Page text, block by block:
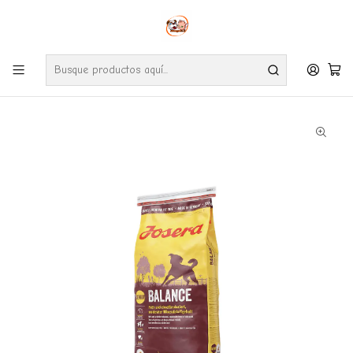
Envíos gratuitos por compras desde $24.990 en la RM (Comunas informadas
Ve nuestras zonas de cobertura diaria.
Inicio Perros Alimentos Josera Balance 15 Kg